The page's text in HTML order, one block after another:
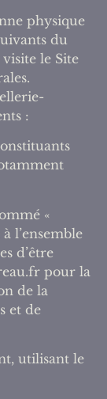
physique
du
le Site
:
«
l’ensemble
d’être
pour la
de la
et de
utilisant le